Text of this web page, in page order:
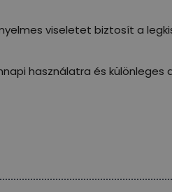
viseletet biztosít a
használatra és különleges